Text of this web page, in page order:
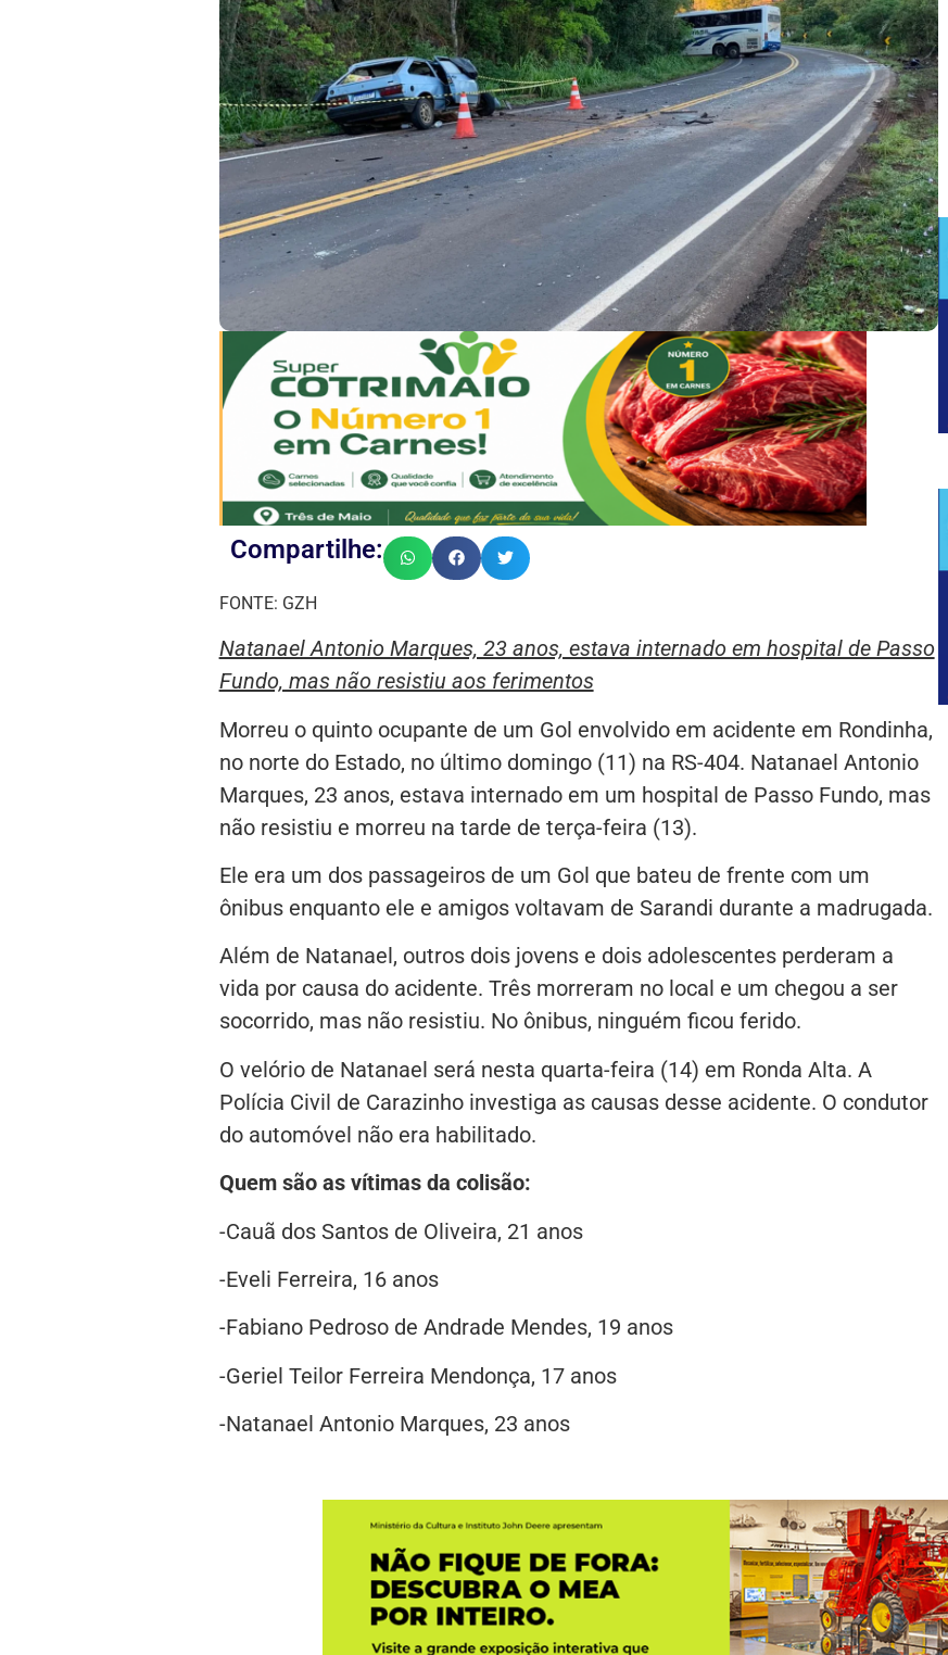
Compartilhe:
FONTE: GZH
Natanael Antonio Marques, 23 anos, estava internado em hospital de Passo
Fundo, mas não resistiu aos ferimentos
Morreu o quinto ocupante de um Gol envolvido em acidente em Rondinha,
no norte do Estado, no último domingo (11) na RS-404. Natanael Antonio
Marques, 23 anos, estava internado em um hospital de Passo Fundo, mas
não resistiu e morreu na tarde de terça-feira (13).
Ele era um dos passageiros de um Gol que bateu de frente com um
ônibus enquanto ele e amigos voltavam de Sarandi durante a madrugada.
Além de Natanael, outros dois jovens e dois adolescentes perderam a
vida por causa do acidente. Três morreram no local e um chegou a ser
socorrido, mas não resistiu. No ônibus, ninguém ficou ferido.
O velório de Natanael será nesta quarta-feira (14) em Ronda Alta. A
Polícia Civil de Carazinho investiga as causas desse acidente. O condutor
do automóvel não era habilitado.
Quem são as vítimas da colisão:
-Cauã dos Santos de Oliveira, 21 anos
-Eveli Ferreira, 16 anos
-Fabiano Pedroso de Andrade Mendes, 19 anos
-Geriel Teilor Ferreira Mendonça, 17 anos
-Natanael Antonio Marques, 23 anos